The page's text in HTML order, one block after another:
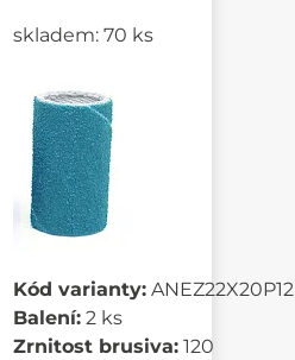
skladem: 70 ks
Kód varianty: ANEZ22X20P12
Balení: 2 ks
Zrnitost brusiva: 120